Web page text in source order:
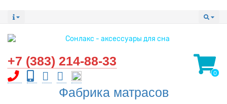
+7 (383) 214-88-33
0
Фабрика матрасов